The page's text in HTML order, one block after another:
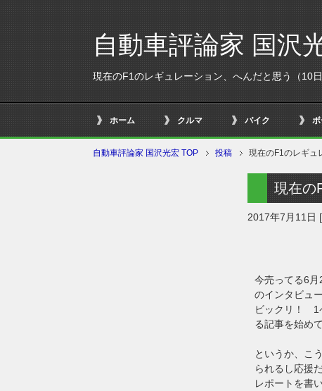
自動車評論家 国沢
現在のF1のレギュレーション、へんだと思う（10日
ホーム クルマ バイク
自動車評論家 国沢光宏 TOP 投稿 現在のF1のレギュ
現在の
2017年7月11日 [
今売ってる6
のインタビュ
ビックリ！ 1
る記事を始め
というか、こ
られるし応援
レポートを書